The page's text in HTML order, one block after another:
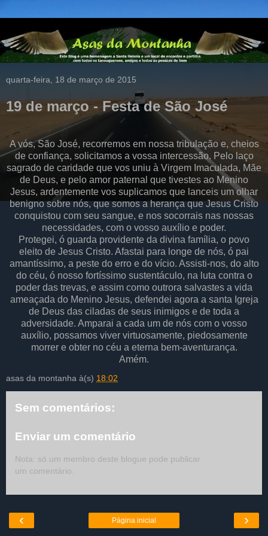
quarta-feira, 18 de março de 2015
19 de março - Festa de São José
A vós, São José, recorremos em nossa tribulação e, cheios
de confiança, solicitamos a vossa intercessão. Pelo laço
sagrado de caridade que vos uniu à Virgem Imaculada, Mãe
de Deus, e pelo amor paternal que tivestes ao Menino
Jesus, ardentemente vos suplicamos que lanceis um olhar
benigno sobre nós, que somos a herança que Jesus Cristo
conquistou com seu sangue, e nos socorrais nas nossas
necessidades, com o vosso auxílio e poder.
Protegei, ó guarda providente da divina família, o povo
eleito de Jesus Cristo. Afastai para longe de nós, ó pai
amantíssimo, a peste do erro e do vício. Assisti-nos, do alto
do céu, ó nosso fortíssimo sustentáculo, na luta contra o
poder das trevas, e assim como outrora salvastes a vida
ameaçada do Menino Jesus, defendei agora a santa Igreja
de Deus das ciladas de seus inimigos e de toda a
adversidade. Amparai a cada um de nós com o vosso
auxílio, possamos viver virtuosamente, piedosamente
morrer e obter no céu a eterna bem-aventurança.
Amém.
asas da montanha à(s) 18:02
Sem comentários:
Enviar um comentário
Nota: só um membro deste blogue pode publicar
um comentário.
‹ ›
Página inicial